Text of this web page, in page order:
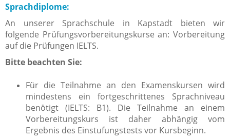
Sprachdiplome:
An unserer Sprachschule in Kapstadt bieten wir
folgende Prüfungsvorbereitungskurse an: Vorbereitung
auf die Prüfungen IELTS.
Bitte beachten Sie:
Für die Teilnahme an den Examenskursen wird
mindestens ein fortgeschrittenes Sprachniveau
benötigt (IELTS: B1). Die Teilnahme an einem
Vorbereitungskurs ist daher abhängig vom
Ergebnis des Einstufungstests vor Kursbeginn.